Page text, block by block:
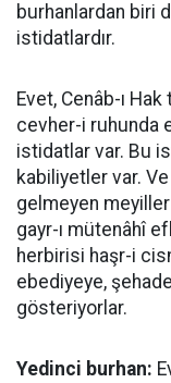
burhanlardan biri
istidatlardır.
Evet, Cenâb-ı Hak
cevher-i ruhunda
istidatlar var. Bu
kabiliyetler var.
gelmeyen
gayr-ı mütenâhî
herbirisi haşr-i
ebediyeye,
gösteriyorlar.
Yedinci burhan: